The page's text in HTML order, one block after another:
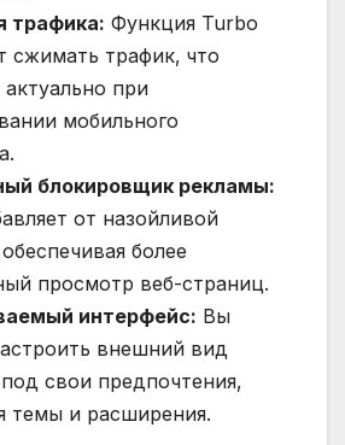
трафика: Функция Turbo
сжимать трафик‚ что
при
мобильного
блокировщик рекламы:
от назойливой
более
просмотр веб-страниц.
интерфейс: Вы
внешний вид
свои предпочтения‚
темы и расширения.